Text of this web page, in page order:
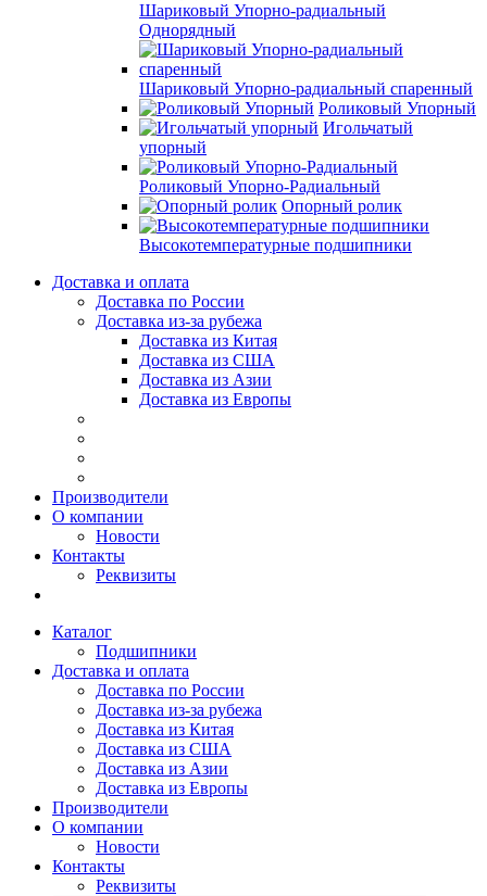
Шариковый Упорно-радиальный
Однорядный
Шариковый Упорно-радиальный спаренный
Роликовый Упорный
Игольчатый
упорный
Роликовый Упорно-Радиальный
Опорный ролик
Высокотемпературные подшипники
Доставка и оплата
Доставка по России
Доставка из-за рубежа
Доставка из Китая
Доставка из США
Доставка из Азии
Доставка из Европы
Производители
О компании
Новости
Контакты
Реквизиты
Каталог
Подшипники
Доставка и оплата
Доставка по России
Доставка из-за рубежа
Доставка из Китая
Доставка из США
Доставка из Азии
Доставка из Европы
Производители
О компании
Новости
Контакты
Реквизиты